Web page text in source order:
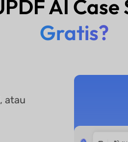
AI
Gratis?
atau